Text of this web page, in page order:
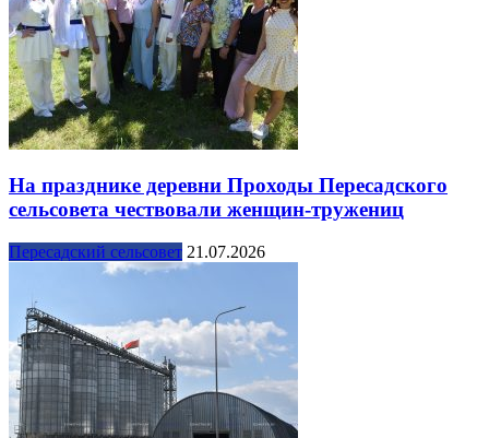
На празднике деревни Проходы Пересадского
сельсовета чествовали женщин-тружениц
Пересадский сельсовет 21.07.2026